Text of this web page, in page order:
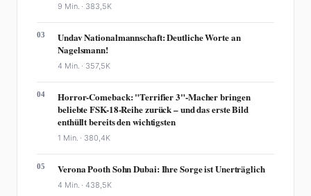
9 Min. · 383,5K
03
Undav Nationalmannschaft: Deutliche Worte an
Nagelsmann!
4 Min. · 357,5K
04
Horror-Comeback: "Terrifier 3"-Macher bringen
beliebte FSK-18-Reihe zurück – und das erste Bild
enthüllt bereits den wichtigsten
1 Min. · 380,4K
05 Verona Pooth Sohn Dubai: Ihre Sorge ist Unerträglich
4 Min. ·438,5K